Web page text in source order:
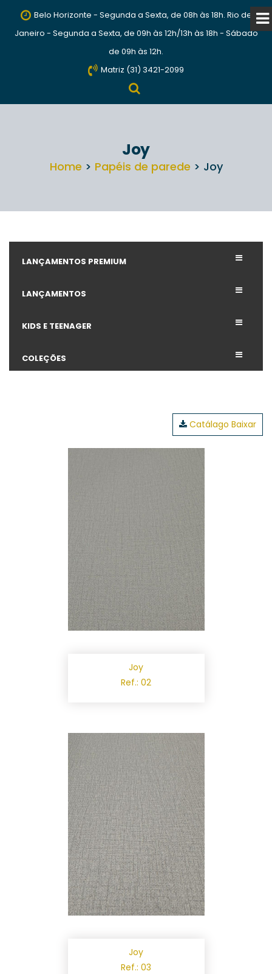
Belo Horizonte - Segunda a Sexta, de 08h às 18h. Rio de
Janeiro - Segunda a Sexta, de 09h às 12h/13h às 18h - Sábado
de 09h às 12h.
Matriz (31) 3421-2099
Joy
Home > Papéis de parede > Joy
LANÇAMENTOS PREMIUM
LANÇAMENTOS
KIDS E TEENAGER
COLEÇÕES
Catálago Baixar
Joy
Ref.: 02
Joy
Ref.: 03